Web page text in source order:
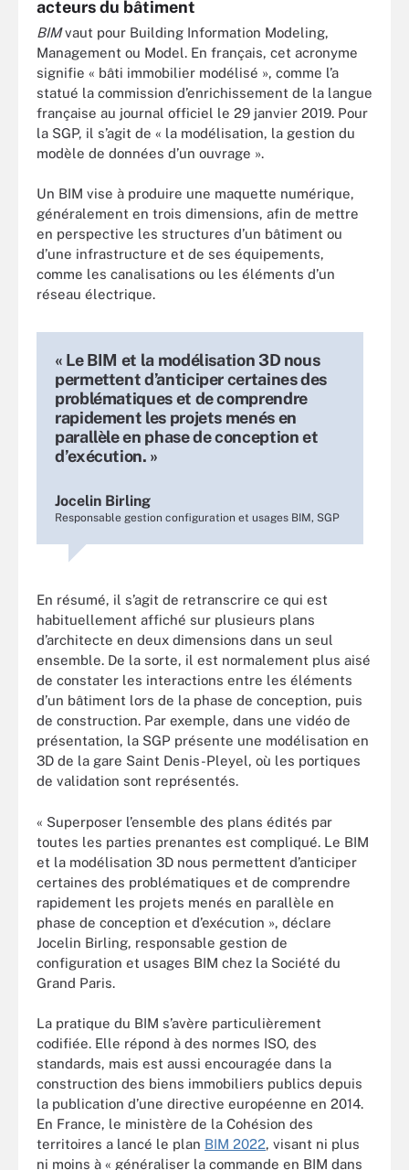
acteurs du bâtiment
BIMvaut pour Building Information Modeling,
Management ou Model. En français, cet acronyme
signifie « bâti immobilier modélisé », comme l’a
statué la commission d’enrichissement de la langue
française au journal officiel le 29 janvier 2019. Pour
la SGP, il s’agit de « la modélisation, la gestion du
modèle de données d’un ouvrage ».
Un BIM vise à produire une maquette numérique,
généralement en trois dimensions, afin de mettre
en perspective les structures d’un bâtiment ou
d’une infrastructure et de ses équipements,
comme les canalisations ou les éléments d’un
réseau électrique.
« Le BIM et la modélisation 3D nous
permettent d’anticiper certaines des
problématiques et de comprendre
rapidement les projets menés en
parallèle en phase de conception et
d’exécution. »
Jocelin Birling
Responsable gestion configuration et usages BIM, SGP
En résumé, il s’agit de retranscrire ce qui est
habituellement affiché sur plusieurs plans
d’architecte en deux dimensions dans un seul
ensemble. De la sorte, il est normalement plus aisé
de constater les interactions entre les éléments
d’un bâtiment lors de la phase de conception, puis
de construction. Par exemple, dans une vidéo de
présentation, la SGP présente une modélisation en
3D de la gare Saint Denis-Pleyel, où les portiques
de validation sont représentés.
« Superposer l’ensemble des plans édités par
toutes les parties prenantes est compliqué. Le BIM
et la modélisation 3D nous permettent d’anticiper
certaines des problématiques et de comprendre
rapidement les projets menés en parallèle en
phase de conception et d’exécution », déclare
Jocelin Birling, responsable gestion de
configuration et usages BIM chez la Société du
Grand Paris.
La pratique du BIM s’avère particulièrement
codifiée. Elle répond à des normes ISO, des
standards, mais est aussi encouragée dans la
construction des biens immobiliers publics depuis
la publication d’une directive européenne en 2014.
En France, le ministère de la Cohésion des
territoires a lancé le plan BIM 2022, visant ni plus
ni moins à « généraliser la commande en BIM dans